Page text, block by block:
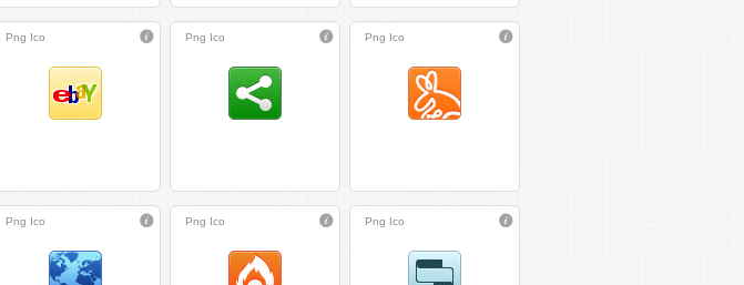
Png Ico Png Ico Png Ico
Png Ico Png Ico Png Ico